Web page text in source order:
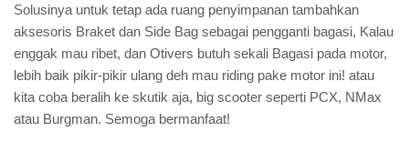
Solusinya untuk tetap ada ruang penyimpanan tambahkan
aksesoris Braket dan Side Bag sebagai pengganti bagasi, Kalau
enggak mau ribet, dan Otivers butuh sekali Bagasi pada motor,
lebih baik pikir-pikir ulang deh mau riding pake motor ini! atau
kita coba beralih ke skutik aja, big scooter seperti PCX, NMax
atau Burgman. Semoga bermanfaat!